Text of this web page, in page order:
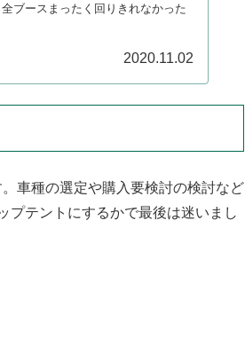
ブースまったく回りきれなかった
2020.11.02
車種の選定や購入要検討の検討など
プテントにするかで最後は迷いまし